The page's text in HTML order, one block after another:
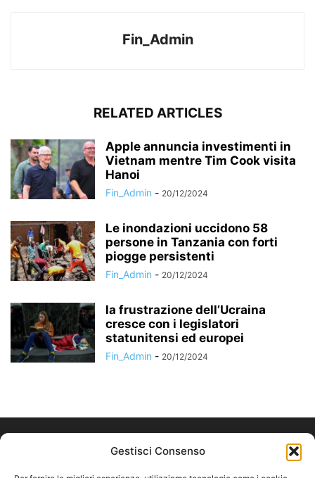
Gestisci Consenso
Fin_Admin
RELATED ARTICLES
Apple annuncia investimenti in
Vietnam mentre Tim Cook visita
Hanoi
Fin_Admin - 20/12/2024
Le inondazioni uccidono 58
persone in Tanzania con forti
piogge persistenti
Fin_Admin - 20/12/2024
la frustrazione dell’Ucraina
cresce con i legislatori
statunitensi ed europei
Fin_Admin - 20/12/2024